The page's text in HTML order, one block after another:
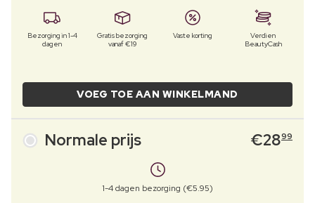
Bezorging in 1-4
dagen
Gratis bezorging
vanaf €19
Vaste korting
Verdien
BeautyCash
VOEG TOE AAN WINKELMAND
Normale prijs €2899
1-4 dagen bezorging (€5.95)